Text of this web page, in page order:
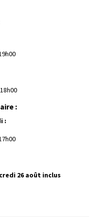
:
:
26 août inclus